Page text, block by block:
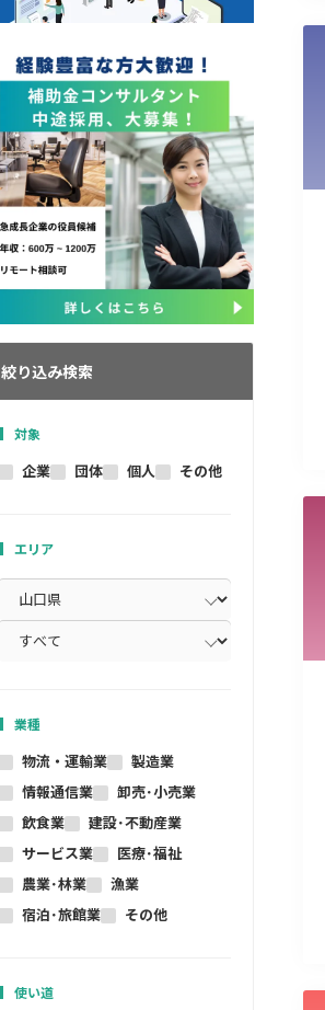
絞り込み検索
対象
企業 団体 個人 その他
エリア
業種
物流・運輸業
製造業
情報通信業
卸売･小売業
飲食業
建設･不動産業
サービス業
医療･福祉
農業･林業
漁業
宿泊･旅館業
その他
使い道